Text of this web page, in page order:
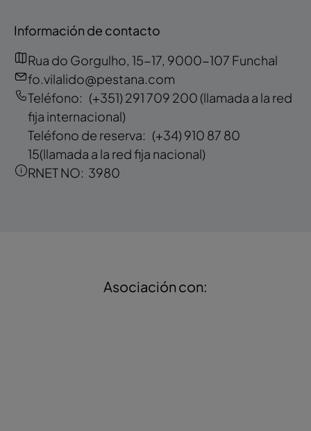
Información de contacto
Rua do Gorgulho, 15-17, 9000-107 Funchal
fo.vilalido@pestana.com
Teléfono: (+351) 291 709 200 (llamada a la red
fija internacional)
Teléfono de reserva: (+34) 910 87 80
15(llamada a la red fija nacional)
RNET NO: 3980
Asociación con: